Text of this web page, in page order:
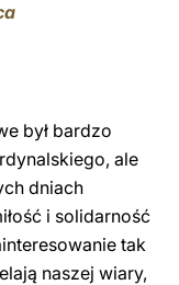
był bardzo
ale
dniach
i solidarność
tak
naszej wiary,